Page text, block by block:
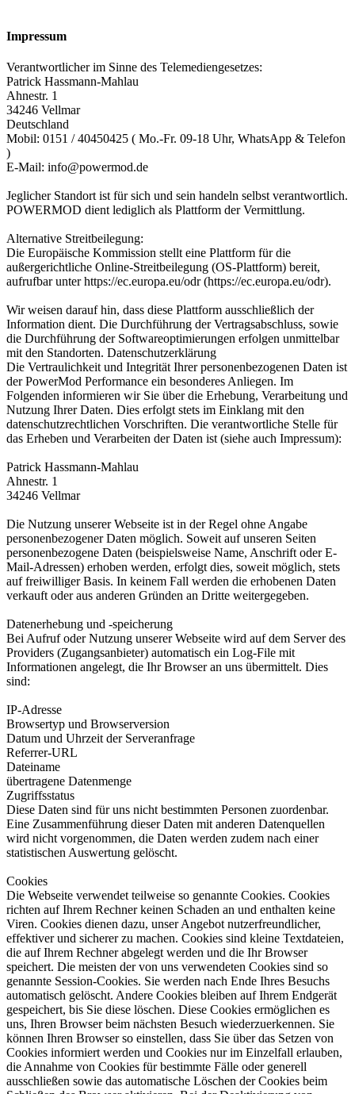
Impressum
Verantwortlicher im Sinne des Telemediengesetzes:
Patrick Hassmann-Mahlau
Ahnestr. 1
34246 Vellmar
Deutschland
Mobil: 0151 / 40450425 ( Mo.-Fr. 09-18 Uhr, WhatsApp & Telefon
)
E-Mail: info@powermod.de
Jeglicher Standort ist für sich und sein handeln selbst verantwortlich.
POWERMOD dient lediglich als Plattform der Vermittlung.
Alternative Streitbeilegung:
Die Europäische Kommission stellt eine Plattform für die
außergerichtliche Online-Streitbeilegung (OS-Plattform) bereit,
aufrufbar unter https://ec.europa.eu/odr (https://ec.europa.eu/odr).
Wir weisen darauf hin, dass diese Plattform ausschließlich der
Information dient. Die Durchführung der Vertragsabschluss, sowie
die Durchführung der Softwareoptimierungen erfolgen unmittelbar
mit den Standorten. Datenschutzerklärung
Die Vertraulichkeit und Integrität Ihrer personenbezogenen Daten ist
der PowerMod Performance ein besonderes Anliegen. Im
Folgenden informieren wir Sie über die Erhebung, Verarbeitung und
Nutzung Ihrer Daten. Dies erfolgt stets im Einklang mit den
datenschutzrechtlichen Vorschriften. Die verantwortliche Stelle für
das Erheben und Verarbeiten der Daten ist (siehe auch Impressum):
Patrick Hassmann-Mahlau
Ahnestr. 1
34246 Vellmar
Die Nutzung unserer Webseite ist in der Regel ohne Angabe
personenbezogener Daten möglich. Soweit auf unseren Seiten
personenbezogene Daten (beispielsweise Name, Anschrift oder E-
Mail-Adressen) erhoben werden, erfolgt dies, soweit möglich, stets
auf freiwilliger Basis. In keinem Fall werden die erhobenen Daten
verkauft oder aus anderen Gründen an Dritte weitergegeben.
Datenerhebung und -speicherung
Bei Aufruf oder Nutzung unserer Webseite wird auf dem Server des
Providers (Zugangsanbieter) automatisch ein Log-File mit
Informationen angelegt, die Ihr Browser an uns übermittelt. Dies
sind:
IP-Adresse
Browsertyp und Browserversion
Datum und Uhrzeit der Serveranfrage
Referrer-URL
Dateiname
übertragene Datenmenge
Zugriffsstatus
Diese Daten sind für uns nicht bestimmten Personen zuordenbar.
Eine Zusammenführung dieser Daten mit anderen Datenquellen
wird nicht vorgenommen, die Daten werden zudem nach einer
statistischen Auswertung gelöscht.
Cookies
Die Webseite verwendet teilweise so genannte Cookies. Cookies
richten auf Ihrem Rechner keinen Schaden an und enthalten keine
Viren. Cookies dienen dazu, unser Angebot nutzerfreundlicher,
effektiver und sicherer zu machen. Cookies sind kleine Textdateien,
die auf Ihrem Rechner abgelegt werden und die Ihr Browser
speichert. Die meisten der von uns verwendeten Cookies sind so
genannte Session-Cookies. Sie werden nach Ende Ihres Besuchs
automatisch gelöscht. Andere Cookies bleiben auf Ihrem Endgerät
gespeichert, bis Sie diese löschen. Diese Cookies ermöglichen es
uns, Ihren Browser beim nächsten Besuch wiederzuerkennen. Sie
können Ihren Browser so einstellen, dass Sie über das Setzen von
Cookies informiert werden und Cookies nur im Einzelfall erlauben,
die Annahme von Cookies für bestimmte Fälle oder generell
ausschließen sowie das automatische Löschen der Cookies beim